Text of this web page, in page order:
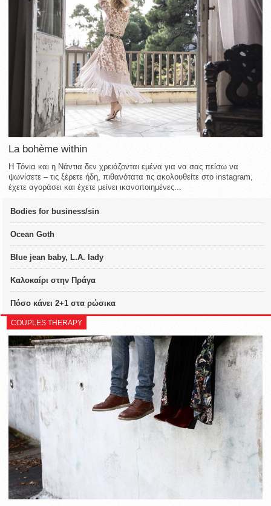
La bohème within
Η Τόνια και η Νάντια δεν χρειάζονται εμένα για να σας πείσω να
ψωνίσετε – τις ξέρετε ήδη, πιθανότατα τις ακολουθείτε στο instagram,
έχετε αγοράσει και έχετε μείνει ικανοποιημένες...
Bodies for business/sin
Ocean Goth
Blue jean baby, L.A. lady
Καλοκαίρι στην Πράγα
Πόσο κάνει 2+1 στα ρώσικα
COUPLES THERAPY